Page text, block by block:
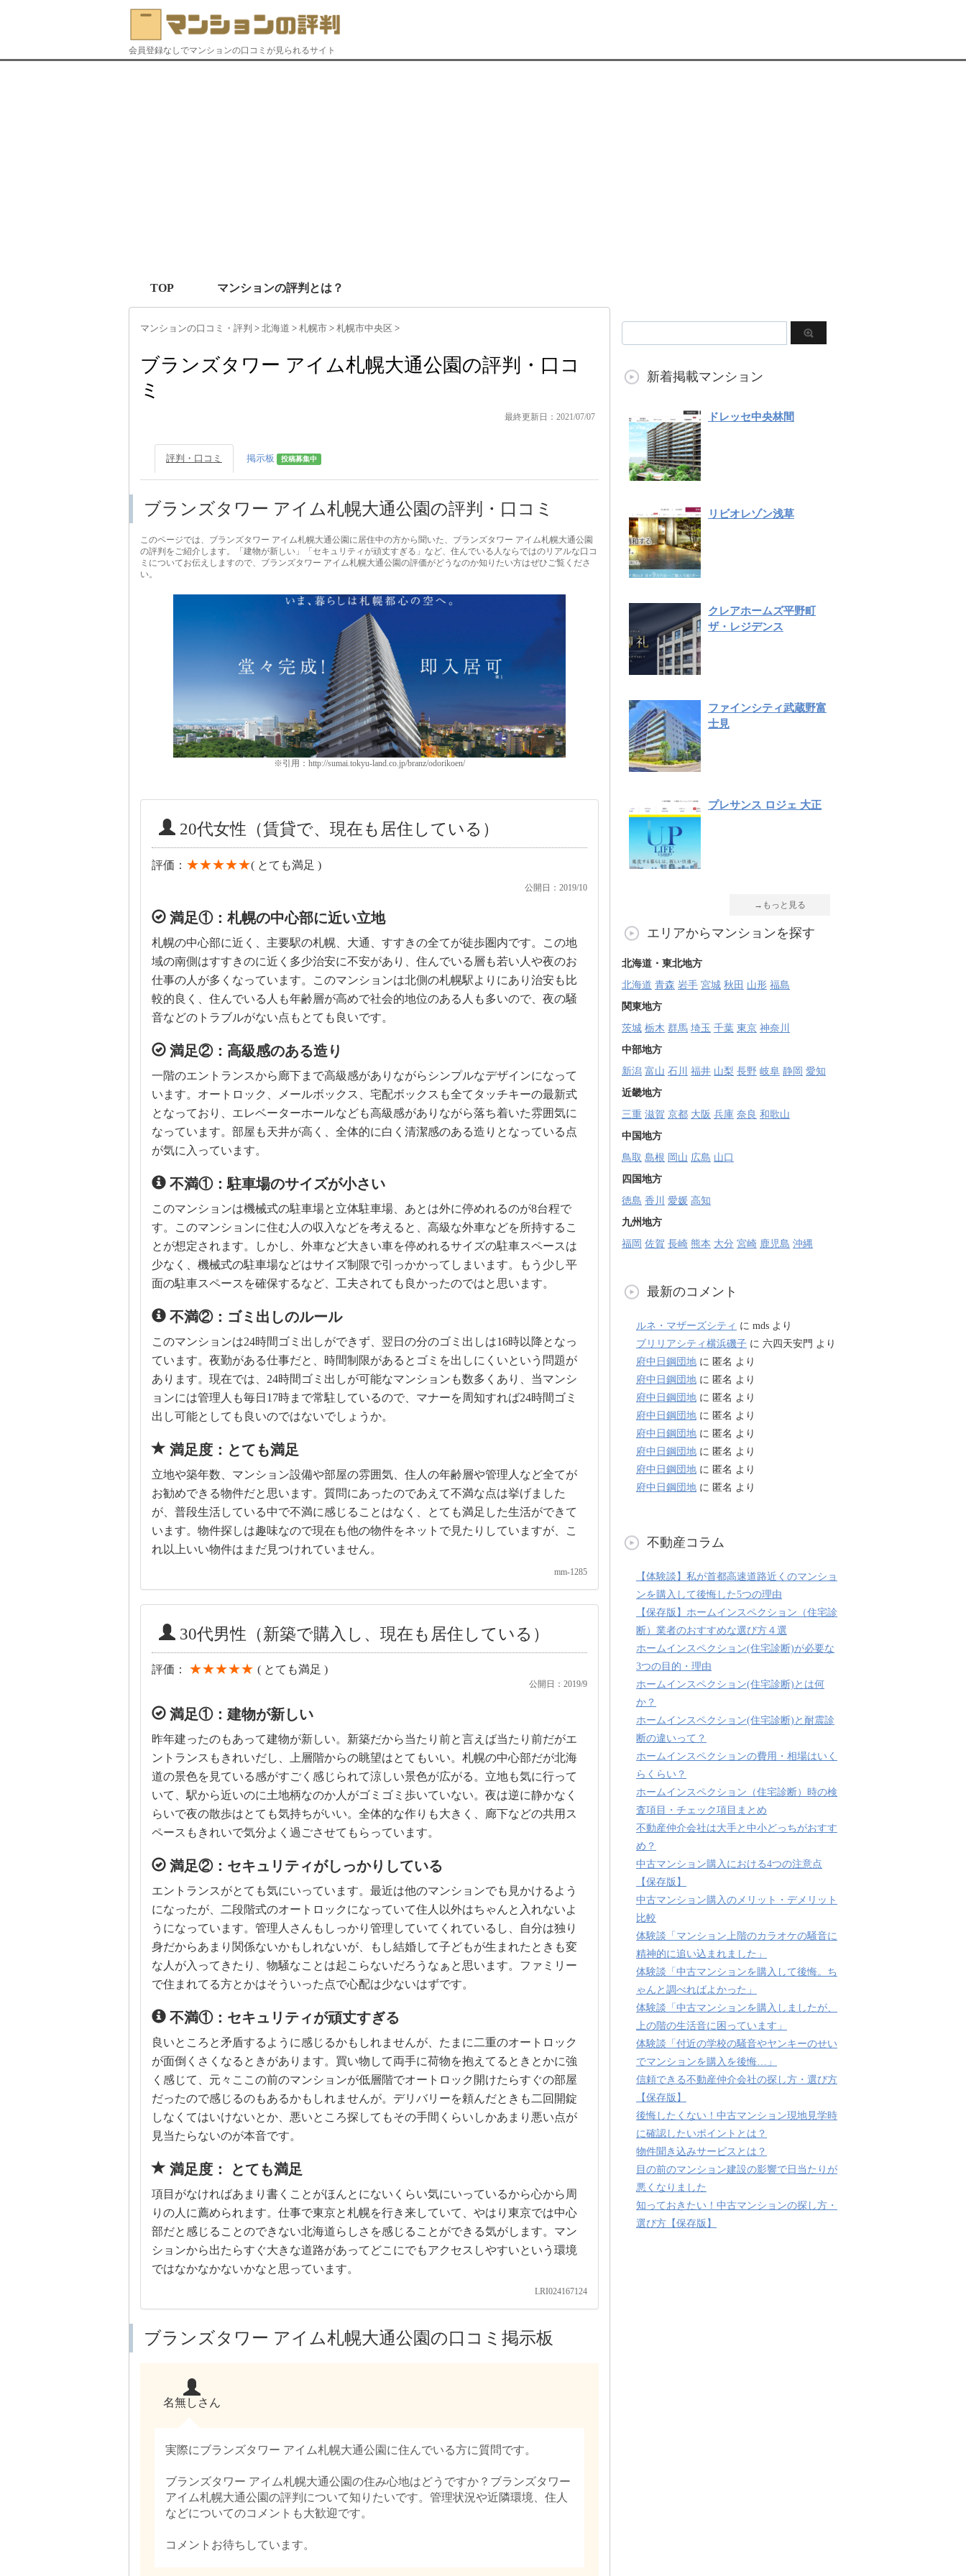
会員登録なしでマンションの口コミが見られるサイト
TOP マンションの評判とは？
マンションの口コミ・評判 > 北海道 > 札幌市 > 札幌市中央区 >
ブランズタワー アイム札幌大通公園の評判・口コ
ミ
最終更新日：2021/07/07
評判・口コミ 掲示板 投稿募集中
ブランズタワー アイム札幌大通公園の評判・口コミ
このページでは、ブランズタワー アイム札幌大通公園に居住中の方から聞いた、ブランズタワー アイム札幌大通公園
の評判をご紹介します。「建物が新しい」「セキュリティが頑丈すぎる」など、住んでいる人ならではのリアルな口コ
ミについてお伝えしますので、ブランズタワー アイム札幌大通公園の評価がどうなのか知りたい方はぜひご覧くださ
い。
※引用：http://sumai.tokyu-land.co.jp/branz/odorikoen/
20代女性（賃貸で、現在も居住している）
評価： ★★★★★( とても満足 )
公開日：2019/10
満足①：札幌の中心部に近い立地
札幌の中心部に近く、主要駅の札幌、大通、すすきの全てが徒歩圏内です。この地
域の南側はすすきのに近く多少治安に不安があり、住んでいる層も若い人や夜のお
仕事の人が多くなっています。このマンションは北側の札幌駅よりにあり治安も比
較的良く、住んでいる人も年齢層が高めで社会的地位のある人も多いので、夜の騒
音などのトラブルがない点もとても良いです。
満足②：高級感のある造り
一階のエントランスから廊下まで高級感がありながらシンプルなデザインになって
います。オートロック、メールボックス、宅配ボックスも全てタッチキーの最新式
となっており、エレベーターホールなども高級感がありながら落ち着いた雰囲気に
なっています。部屋も天井が高く、全体的に白く清潔感のある造りとなっている点
が気に入っています。
不満①：駐車場のサイズが小さい
このマンションは機械式の駐車場と立体駐車場、あとは外に停めれるのが8台程で
す。このマンションに住む人の収入などを考えると、高級な外車などを所持するこ
とが想定されます。しかし、外車など大きい車を停めれるサイズの駐車スペースは
少なく、機械式の駐車場などはサイズ制限で引っかかってしまいます。もう少し平
面の駐車スペースを確保するなど、工夫されても良かったのではと思います。
不満②：ゴミ出しのルール
このマンションは24時間ゴミ出しができず、翌日の分のゴミ出しは16時以降となっ
ています。夜勤がある仕事だと、時間制限があるとゴミを出しにくいという問題が
あります。現在では、24時間ゴミ出しが可能なマンションも数多くあり、当マンシ
ョンには管理人も毎日17時まで常駐しているので、マナーを周知すれば24時間ゴミ
出し可能としても良いのではないでしょうか。
満足度：とても満足
立地や築年数、マンション設備や部屋の雰囲気、住人の年齢層や管理人など全てが
お勧めできる物件だと思います。質問にあったのであえて不満な点は挙げました
が、普段生活している中で不満に感じることはなく、とても満足した生活ができて
います。物件探しは趣味なので現在も他の物件をネットで見たりしていますが、こ
れ以上いい物件はまだ見つけれていません。
mm-1285
30代男性（新築で購入し、現在も居住している）
評価： ★★★★★ ( とても満足 )
公開日：2019/9
満足①：建物が新しい
昨年建ったのもあって建物が新しい。新築だから当たり前と言えば当たり前だがエ
ントランスもきれいだし、上層階からの眺望はとてもいい。札幌の中心部だが北海
道の景色を見ている感がすごく感じられて涼しい景色が広がる。立地も気に行って
いて、駅から近いのに土地柄なのか人がゴミゴミ歩いていない。夜は逆に静かなく
らいで夜の散歩はとても気持ちがいい。全体的な作りも大きく、廊下などの共用ス
ペースもきれいで気分よく過ごさせてもらっています。
満足②：セキュリティがしっかりしている
エントランスがとても気にいっています。最近は他のマンションでも見かけるよう
になったが、二段階式のオートロックになっていて住人以外はちゃんと入れないよ
うになっています。管理人さんもしっかり管理していてくれているし、自分は独り
身だからあまり関係ないかもしれないが、もし結婚して子どもが生まれたときも変
な人が入ってきたり、物騒なことは起こらないだろうなぁと思います。ファミリー
で住まれてる方とかはそういった点で心配は少ないはずです。
不満①：セキュリティが頑丈すぎる
良いところと矛盾するように感じるかもしれませんが、たまに二重のオートロック
が面倒くさくなるときがあります。買い物して両手に荷物を抱えてるときとかに強
く感じて、元々ここの前のマンションが低層階でオートロック開けたらすぐの部屋
だったので感じるのもあるかもしれませんが。デリバリーを頼んだときも二回開錠
しなくてはいけないとか、悪いところ探してもその手間くらいしかあまり悪い点が
見当たらないのが本音です。
満足度： とても満足
項目がなければあまり書くことがほんとにないくらい気にいっているから心から周
りの人に薦められます。仕事で東京と札幌を行き来していて、やはり東京では中心
部だと感じることのできない北海道らしさを感じることができる気がします。マン
ションから出たらすぐ大きな道路があってどこにでもアクセスしやすいという環境
ではなかなかないかなと思っています。
LRI024167124
ブランズタワー アイム札幌大通公園の口コミ掲示板
名無しさん
実際にブランズタワー アイム札幌大通公園に住んでいる方に質問です。
ブランズタワー アイム札幌大通公園の住み心地はどうですか？ブランズタワー
アイム札幌大通公園の評判について知りたいです。管理状況や近隣環境、住人
などについてのコメントも大歓迎です。
コメントお待ちしています。
新着掲載マンション
ドレッセ中央林間
リビオレゾン浅草
クレアホームズ平野町
ザ・レジデンス
ファインシティ武蔵野富
士見
プレサンス ロジェ 大正
→もっと見る
エリアからマンションを探す
北海道・東北地方
北海道 青森 岩手 宮城 秋田 山形 福島
関東地方
茨城 栃木 群馬 埼玉 千葉 東京 神奈川
中部地方
新潟 富山 石川 福井 山梨 長野 岐阜 静岡 愛知
近畿地方
三重 滋賀 京都 大阪 兵庫 奈良 和歌山
中国地方
鳥取 島根 岡山 広島 山口
四国地方
徳島 香川 愛媛 高知
九州地方
福岡 佐賀 長崎 熊本 大分 宮崎 鹿児島 沖縄
最新のコメント
ルネ・マザーズシティ に mds より
ブリリアシティ横浜磯子 に 六四天安門 より
府中日鋼団地 に 匿名 より
府中日鋼団地 に 匿名 より
府中日鋼団地 に 匿名 より
府中日鋼団地 に 匿名 より
府中日鋼団地 に 匿名 より
府中日鋼団地 に 匿名 より
府中日鋼団地 に 匿名 より
府中日鋼団地 に 匿名 より
不動産コラム
【体験談】私が首都高速道路近くのマンショ
ンを購入して後悔した5つの理由
【保存版】ホームインスペクション（住宅診
断）業者のおすすめな選び方４選
ホームインスペクション(住宅診断)が必要な
3つの目的・理由
ホームインスペクション(住宅診断)とは何
か？
ホームインスペクション(住宅診断)と耐震診
断の違いって？
ホームインスペクションの費用・相場はいく
らくらい？
ホームインスペクション（住宅診断）時の検
査項目・チェック項目まとめ
不動産仲介会社は大手と中小どっちがおすす
め？
中古マンション購入における4つの注意点
【保存版】
中古マンション購入のメリット・デメリット
比較
体験談「マンション上階のカラオケの騒音に
精神的に追い込まれました」
体験談「中古マンションを購入して後悔。ち
ゃんと調べればよかった」
体験談「中古マンションを購入しましたが、
上の階の生活音に困っています」
体験談「付近の学校の騒音やヤンキーのせい
でマンションを購入を後悔…」
信頼できる不動産仲介会社の探し方・選び方
【保存版】
後悔したくない！中古マンション現地見学時
に確認したいポイントとは？
物件聞き込みサービスとは？
目の前のマンション建設の影響で日当たりが
悪くなりました
知っておきたい！中古マンションの探し方・
選び方【保存版】